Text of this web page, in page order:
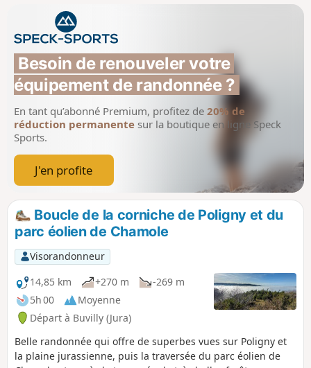
vous levez tôt, que vous savez marcher en silence et sans
faire de bruit, peut-être rencontrerez-vous des chamois.
Cette boucle joue à saute-mouton avec le GR®59 -
"Échappée jurassienne"
Besoin de renouveler votre
équipement de randonnée ?
En tant qu’abonné Premium, profitez de 20% de
réduction permanente sur la boutique en ligne Speck
Sports.
J'en profite
Boucle de la corniche de Poligny et du
parc éolien de Chamole
Visorandonneur
14,85 km
+270 m
-269 m
5h 00
Moyenne
Départ à Buvilly (Jura)
Belle randonnée qui offre de superbes vues sur Poligny et
la plaine jurassienne, puis la traversée du parc éolien de